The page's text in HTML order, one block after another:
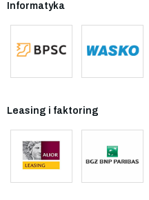
Informatyka
Leasing i faktoring